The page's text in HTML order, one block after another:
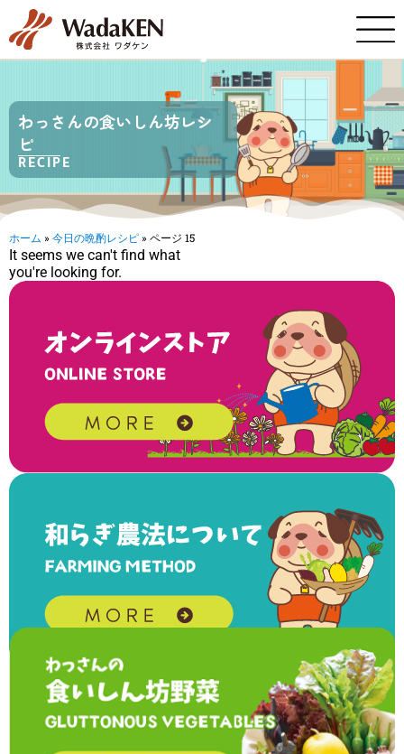
わっさんの食いしん坊レシ
ピ
RECIPE
ホーム » 今日の晩酌レシピ» ページ 15
It seems we can't find what
you're looking for.